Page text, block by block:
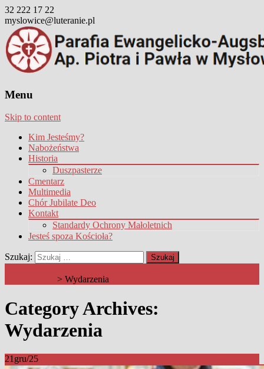
32 222 17 22
myslowice@luteranie.pl
Menu
Skip to content
Kim Jesteśmy?
Nabożeństwa
Historia
Duszpasterze
Cmentarz
Multimedia
Chór Jubilate Deo
Kontakt
Standardy Ochrony Małoletnich
Jesteś spoza Kościoła?
Szukaj:
> Wydarzenia
Category Archives:
Wydarzenia
21 gru/25